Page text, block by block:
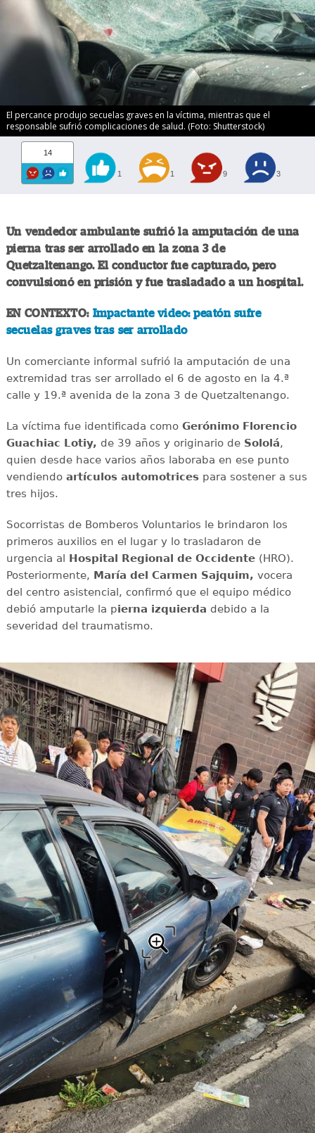
El percance produjo secuelas graves en la víctima, mientras que el
responsable sufrió complicaciones de salud. (Foto: Shutterstock)
14
1 1 9 3
Un vendedor ambulante sufrió la amputación de una
pierna tras ser arrollado en la zona 3 de
Quetzaltenango. El conductor fue capturado, pero
convulsionó en prisión y fue trasladado a un hospital.
EN CONTEXTO: Impactante video: peatón sufre
secuelas graves tras ser arrollado
Un comerciante informal sufrió la amputación de una
extremidad tras ser arrollado el 6 de agosto en la 4.ª
calle y 19.ª avenida de la zona 3 de Quetzaltenango.
La víctima fue identificada como Gerónimo Florencio
Guachiac Lotiy, de 39 años y originario de Sololá,
quien desde hace varios años laboraba en ese punto
vendiendo artículos automotricespara sostener a sus
tres hijos.
Socorristas de Bomberos Voluntarios le brindaron los
primeros auxilios en el lugar y lo trasladaron de
urgencia al
Hospital Regional de Occidente(HRO).
Posteriormente, María del Carmen Sajquim, vocera
del centro asistencial, confirmó que el equipo médico
debió amputarle la pierna izquierda debido a la
severidad del traumatismo.